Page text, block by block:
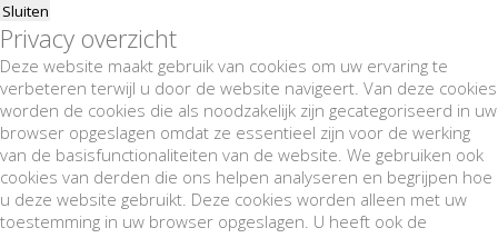
Sluiten
Privacy overzicht
Deze website maakt gebruik van cookies om uw ervaring te
verbeteren terwijl u door de website navigeert. Van deze cookies
worden de cookies die als noodzakelijk zijn gecategoriseerd in uw
browser opgeslagen omdat ze essentieel zijn voor de werking
van de basisfunctionaliteiten van de website. We gebruiken ook
cookies van derden die ons helpen analyseren en begrijpen hoe
u deze website gebruikt. Deze cookies worden alleen met uw
toestemming in uw browser opgeslagen. U heeft ook de